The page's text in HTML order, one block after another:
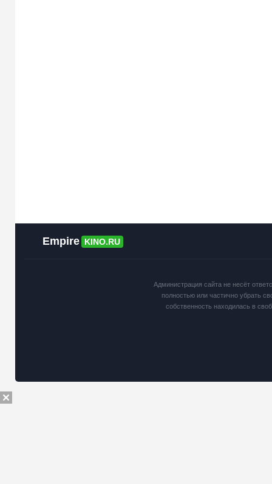
Empire KINO.RU
Администрация сайта не несёт
полностью или частично убрать
собственность находилась в